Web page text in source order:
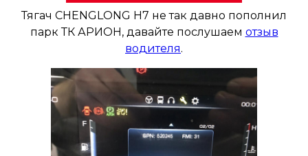
Тягач CHENGLONG H7 не так давно пополнил
парк ТК АРИОН, давайте послушаем отзыв
водителя.